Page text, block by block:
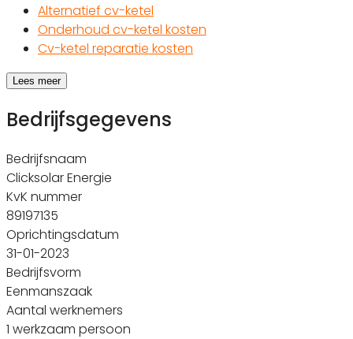
Alternatief cv-ketel
Onderhoud cv-ketel kosten
Cv-ketel reparatie kosten
Lees meer
Bedrijfsgegevens
Bedrijfsnaam
Clicksolar Energie
KvK nummer
89197135
Oprichtingsdatum
31-01-2023
Bedrijfsvorm
Eenmanszaak
Aantal werknemers
1 werkzaam persoon